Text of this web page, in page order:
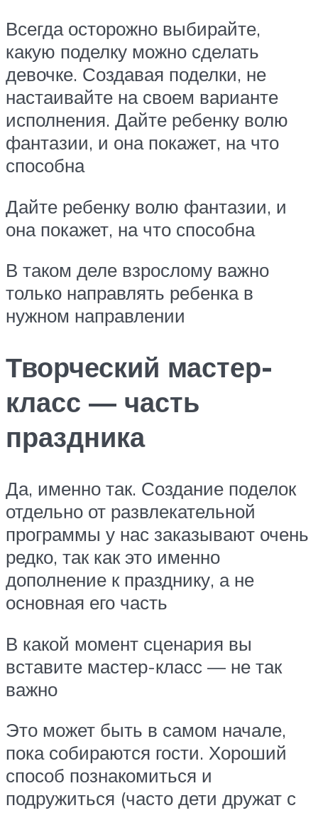
Всегда осторожно выбирайте,
какую поделку можно сделать
девочке. Создавая поделки, не
настаивайте на своем варианте
исполнения. Дайте ребенку волю
фантазии, и она покажет, на что
способна
Дайте ребенку волю фантазии, и
она покажет, на что способна
В таком деле взрослому важно
только направлять ребенка в
нужном направлении
Творческий мастер-
класс — часть
праздника
Да, именно так. Создание поделок
отдельно от развлекательной
программы у нас заказывают очень
редко, так как это именно
дополнение к празднику, а не
основная его часть
В какой момент сценария вы
вставите мастер-класс — не так
важно
Это может быть в самом начале,
пока собираются гости. Хороший
способ познакомиться и
подружиться (часто дети дружат с